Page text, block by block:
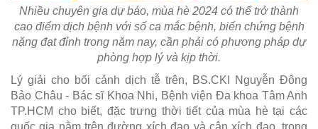
Nhiều chuyên gia dự báo, mùa hè 2024 có thể trở thành
cao điểm dịch bệnh với số ca mắc bệnh, biến chứng bệnh
nặng đạt đỉnh trong năm nay, cần phải có phương pháp dự
phòng hợp lý và kịp thời.
Lý giải cho bối cảnh dịch tễ trên, BS.CKI Nguyễn Đông
Bảo Châu - Bác sĩ Khoa Nhi, Bệnh viện Đa khoa Tâm Anh
TP.HCM cho biết, đặc trưng thời tiết của mùa hè tại các
quốc gia nằm trên đường xích đạo và cận xích đạo, trong